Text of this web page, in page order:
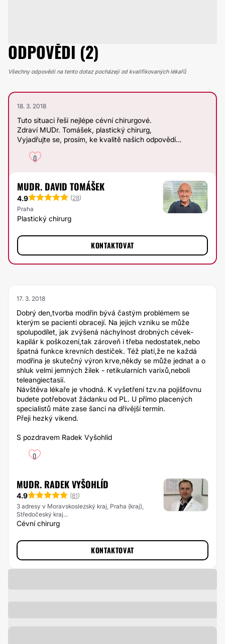
ODPOVĚDI (2)
Všechny odpovědi na tento dotaz pocházejí od kvalifikovaných lékařů
18. 3. 2018
Tuto situaci řeší nejlépe cévní chirurgové.
Zdraví MUDr. Tomášek, plastický chirurg,
Vyjadřujte se, prosím, ke kvalitě našich odpovědí…
0
MUDR. DAVID TOMÁŠEK
4.9 (28)
Praha
Plastický chirurg
KONTAKTOVAT
17. 3. 2018
Dobrý den,tvorba modřin bývá častým problémem se
kterým se pacienti obracejí. Na jejich vzniku se může
spolupodílet, jak zvýšená náchylnost drobných cévek-
kapilár k poškození,tak zároveň i třeba nedostatek,nebo
špatná funkce krevních destiček. Též platí,že ne každá
modřina je skutečný výron krve,někdy se může jednat a o
shluk velmi jemných žilek - retikularních varixů,neboli
teleangiectasií.
Návštěva lékaře je vhodná. K vyšetření tzv.na pojišťovnu
budete potřebovat žádanku od PL. U přímo placených
specialistů máte zase šanci na dřívější termín.
Přeji hezký vikend.
S pozdravem Radek Vyšohlid
0
MUDR. RADEK VYŠOHLÍD
4.9 (81)
3 adresy v Moravskoslezský kraj, Praha (kraj),
Středočeský kraj...
Cévní chirurg
KONTAKTOVAT